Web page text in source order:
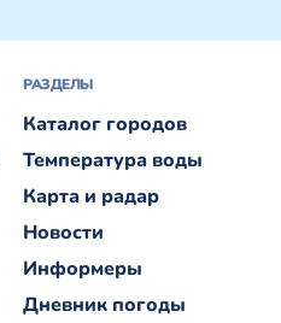
РАЗДЕЛЫ
Каталог городов
Температура воды
Карта и радар
Новости
Информеры
Дневник погоды